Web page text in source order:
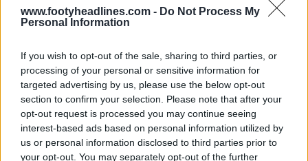
www.footyheadlines.com - Do Not Process My
Personal Information
If you wish to opt-out of the sale, sharing to third parties, or
processing of your personal or sensitive information for
targeted advertising by us, please use the below opt-out
section to confirm your selection. Please note that after your
opt-out request is processed you may continue seeing
interest-based ads based on personal information utilized by
us or personal information disclosed to third parties prior to
your opt-out. You may separately opt-out of the further